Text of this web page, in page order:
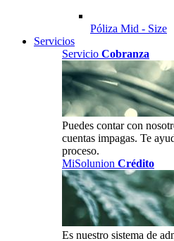
Póliza Mid - Size
Servicios
Servicio Cobranza
Puedes contar con
cuentas impagas. Te
proceso.
MiSolunion Crédito
Es nuestro sistema de